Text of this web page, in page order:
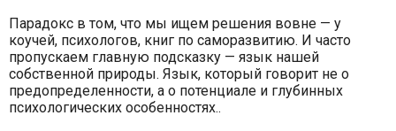
Парадокс в том, что мы ищем решения вовне — у
коучей, психологов, книг по саморазвитию. И часто
пропускаем главную подсказку — язык нашей
собственной природы. Язык, который говорит не о
предопределенности, а о потенциале и глубинных
психологических особенностях..